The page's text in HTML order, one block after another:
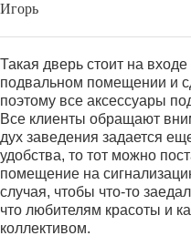
Игорь
Такая дверь стоит на
подвальном помещении и
поэтому все аксессуары
Все клиенты обращают
дух заведения задается
удобства, то тот можно
помещение на
случая, чтобы что-то
что любителям красоты и
коллективом.